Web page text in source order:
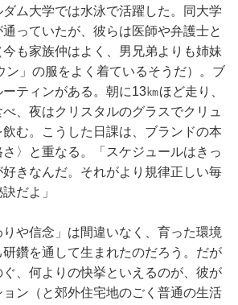
ム大学では水泳で活躍した。同大学
っていたが、彼らは医師や弁護士と
も家族仲はよく、男兄弟よりも姉妹
ン」の服をよく着ているそうだ）。ブ
ティンがある。朝に13㎞ほど走り、
、夜はクリスタルのグラスでクリュ
む。こうした日課は、ブランドの本
〉と重なる。「スケジュールはきっ
きなんだ。それがより規律正しい毎
だよ」
や信念」は間違いなく、育った環境
鑽を通して生まれたのだろう。だが
、何よりの快挙といえるのが、彼が
ン（と郊外住宅地のごく普通の生活